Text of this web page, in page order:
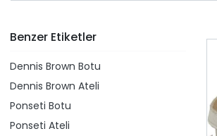
Benzer Etiketler
Dennis Brown Botu
Dennis Brown Ateli
Ponseti Botu
Ponseti Ateli